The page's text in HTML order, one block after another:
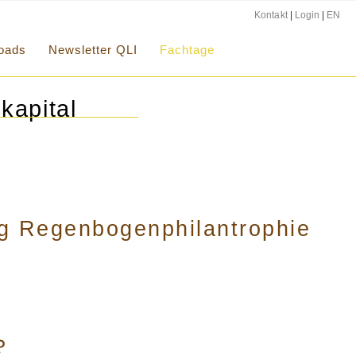
Kontakt| Login EN
Newsletter QLI Fachtage
Regenbogenphilantrophie